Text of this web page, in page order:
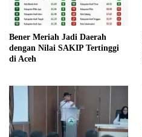
Bener Meriah Jadi Daerah
dengan Nilai SAKIP Tertinggi
di Aceh